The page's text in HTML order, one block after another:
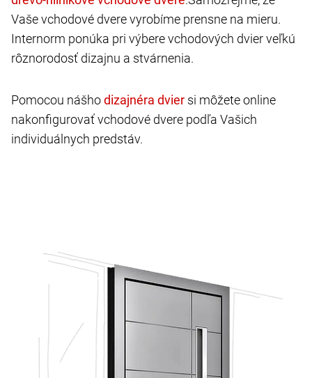
Vaše vchodové dvere vyrobíme prensne na mieru.
Internorm ponúka pri výbere vchodových dvier veľkú
rôznorodosť dizajnu a stvárnenia.
Pomocou nášho
si môžete online
nakonfigurovať vchodové dvere podľa Vašich
individuálnych predstáv.